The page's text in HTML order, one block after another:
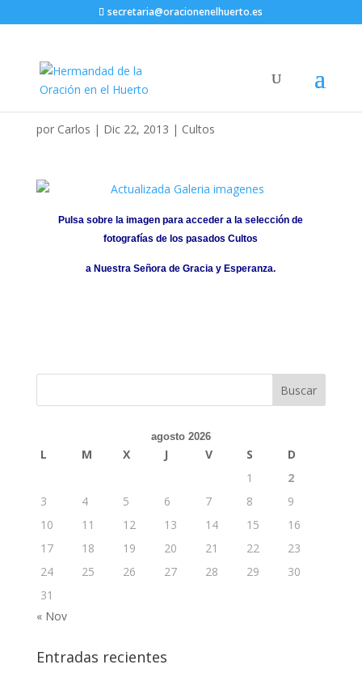
secretaria@oracionenelhuerto.es
por Carlos | Dic 22, 2013 | Cultos
Pulsa sobre la imagen para acceder a la selección de
fotografías de los pasados Cultos
a Nuestra Señora de Gracia y Esperanza.
agosto 2026
L M X J V S
D
1
2
3
4 5 6 7 8
9
10
11 12 13 14 15
16
17
18 19 20 21 22
23
24
25 26 27 28 29
30
31
« Nov
Entradas recientes